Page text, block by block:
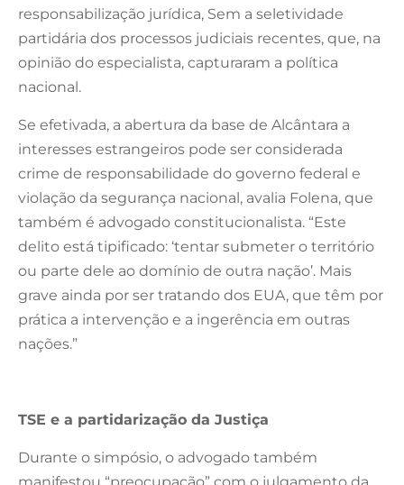
responsabilização jurídica, Sem a seletividade
partidária dos processos judiciais recentes, que, na
opinião do especialista, capturaram a política
nacional.
Se efetivada, a abertura da base de Alcântara a
interesses estrangeiros pode ser considerada
crime de responsabilidade do governo federal e
violação da segurança nacional, avalia Folena, que
também é advogado constitucionalista. “Este
delito está tipificado: ‘tentar submeter o território
ou parte dele ao domínio de outra nação’. Mais
grave ainda por ser tratando dos EUA, que têm por
prática a intervenção e a ingerência em outras
nações.”
TSE e a partidarização da Justiça
Durante o simpósio, o advogado também